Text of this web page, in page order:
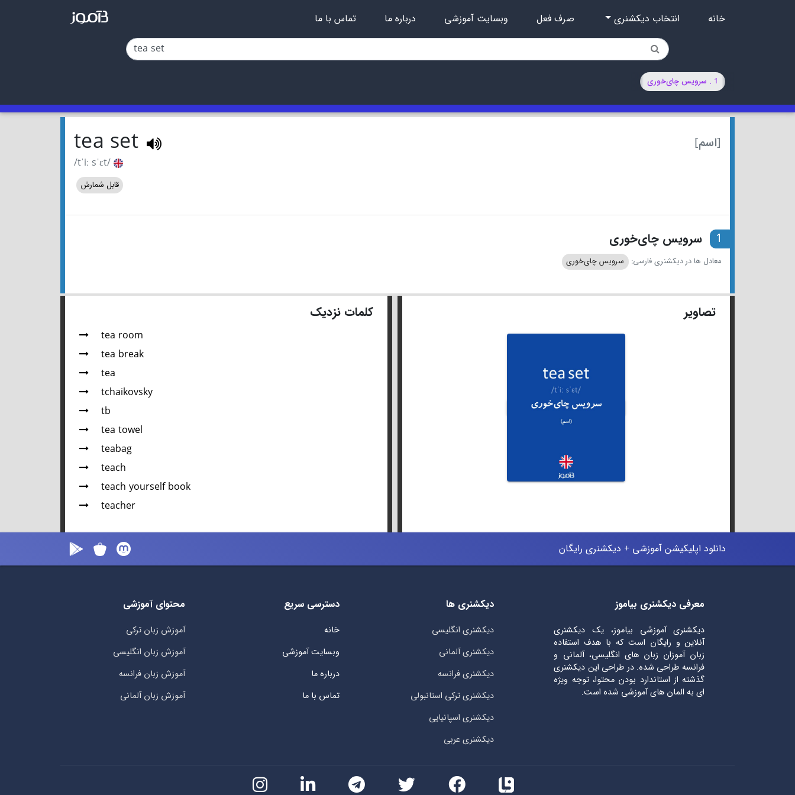
خانه انتخاب دیکشنری صرف فعل وبسایت آموزشی درباره ما تماس با ما
1 . سرویس چای‌خوری
[اسم] tea set
/tˈiː sˈɛt/
قابل شمارش
1 سرویس چای‌خوری
معادل ها در دیکشنری فارسی: سرویس چای‌خوری
تصاویر کلمات نزدیک
tea room
tea break
tea
tchaikovsky
tb
tea towel
teabag
teach
teach yourself book
teacher
دانلود اپلیکیشن آموزشی + دیکشنری رایگان
معرفی دیکشنری بیاموز
دیکشنری آموزشی بیاموز، یک دیکشنری
آنلاین و رایگان است که با هدف استفاده
زبان آموزان زبان های انگلیسی، آلمانی و
فرانسه طراحی شده. در طراحی این دیکشنری
گذشته از استاندارد بودن محتوا، توجه ویژه
ای به المان های آموزشی شده است.
دیکشنری ها
دیکشنری انگلیسی
دیکشنری آلمانی
دیکشنری فرانسه
دیکشنری ترکی استانبولی
دیکشنری اسپانیایی
دیکشنری عربی
دسترسی سریع
خانه
وبسایت آموزشی
درباره ما
تماس با ما
محتوای آموزشی
آموزش زبان ترکی
آموزش زبان انگلیسی
آموزش زبان فرانسه
آموزش زبان آلمانی